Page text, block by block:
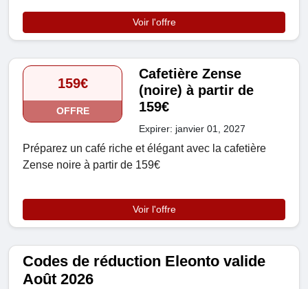
Voir l'offre
159€
OFFRE
Cafetière Zense
(noire) à partir de
159€
Expirer: janvier 01, 2027
Préparez un café riche et élégant avec la cafetière
Zense noire à partir de 159€
Voir l'offre
Codes de réduction Eleonto valide
Août 2026